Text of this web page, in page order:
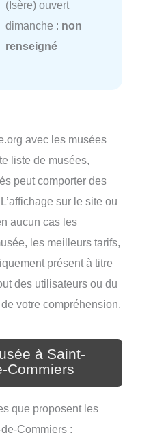
(Isère) ouvert
dimanche : non
renseigné
avec les musées
liste de musées,
peut comporter des
sur le site ou
aucun cas les
les meilleurs tarifs,
présent à titre
des utilisateurs ou du
votre compréhension.
à Saint-
Commiers
que proposent les
Commiers :